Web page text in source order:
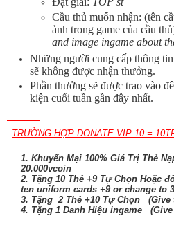
Cầu thủ muốn nhận: (tên
ảnh trong game của cầu
and image ingame about
Những người cung cấp thông
sẽ không được nhận thưởng.
Phần thưởng sẽ được trao vào
kiện cuối tuần gần đây nhất.
======
TRƯỜNG HỢP DONATE VIP 10 =
1. Khuyến Mại 100% Giá Trị Thẻ
20.000vcoin
2. Tặng 10 Thẻ +9 Tự Chọn Hoặc
ten uniform cards +9 or change to
3. Tặng 2 Thẻ +10 Tự Chọn (Give
4. Tặng 1 Danh Hiệu ingame